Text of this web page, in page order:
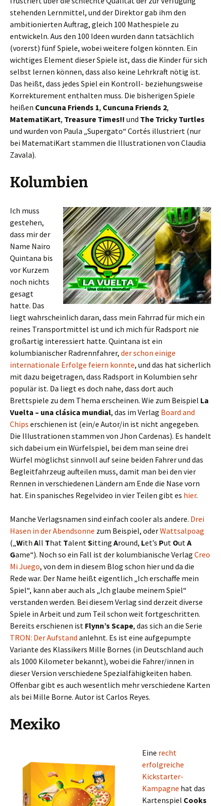
stehenden Lernmittel, und der Direktor gab ihm den
ambitionierten Auftrag, gleich 100 Mathespiele zu
entwickeln. Aus den 100 Ideen wurden dann tatsächlich
(vorerst) fünf Spiele, wobei weitere folgen könnten. Ein
wichtiges Element dieser Spiele ist, dass die Kinder für sich
selbst lernen können, dass also keine Lehrkraft nötig ist.
Das heißt, dass jedes Spiel ein Kontroll- beziehungsweise
Korrekturement enthalten muss. Die bisherigen Spiele
heißen Cuncuna Friends 1, Cuncuna Friends 2,
MatematiKart, Treasure Times!! und The Tricky Turtles
und wurden von Paula „Supergato“ Cortés illustriert (nur
bei MatematiKart stammen die Illustrationen von Claudia
Zavala).
Kolumbien
Ich muss
gestehen,
dass mir der
Name Nairo
Quintana bis
vor Kurzem
noch nichts
gesagt
hatte. Das
liegt wahrscheinlich daran, dass mein Fahrrad für mich ein
reines Transportmittel ist und ich mich für Radsport nie
großartig interessiert hatte. Quintana ist ein
kolumbianischer Radrennfahrer, der schon einige
internationale Erfolge feiern konnte, und das hat sicherlich
mit dazu beigetragen, dass Radsport in Kolumbien sehr
populär ist. Da liegt es doch nahe, dass dort auch
Brettspiele zu dem Thema erscheinen. Wie zum Beispiel La
Vuelta – una clásica mundial, das im Verlag Board and
Chips erschienen ist (ein/e Autor/in ist nicht angegeben.
Die Illustrationen stammen von Jhon Cardenas). Es handelt
sich dabei um ein Würfelspiel, bei dem man seine drei
Würfel möglichst sinnvoll auf seine beiden Fahrer und das
Begleitfahrzeug aufteilen muss, damit man bei den vier
Rennen in verschiedenen Ländern am Ende die Nase vorn
hat. Ein spanisches Regelvideo in vier Teilen gibt es hier.
Manche Verlagsnamen sind einfach cooler als andere. Drei
Hasen in der Abendsonne zum Beispiel, oderWattsalpoag
(„With All That TalentSitting Around, Let’s Put OutA
Game“). Noch so ein Fall ist der kolumbianische Verlag Creo
Mi Juego, von dem in diesem Blog schon hier und da die
Rede war. Der Name heißt eigentlich „Ich erschaffe mein
Spiel“, kann aber auch als „Ich glaube meinem Spiel“
verstanden werden. Bei diesem Verlag sind derzeit diverse
Spiele in Arbeit und zum Teil schon weit fortgeschritten.
Bereits erschienen ist Flynn’s Scape, das sich an die Serie
TRON: Der Aufstand anlehnt. Es ist eine aufgepumpte
Variante des Klassikers Mille Bornes (in Deutschland auch
als 1000 Kilometer bekannt), wobei die Fahrer/innen in
dieser Version verschiedene Spezialfähigkeiten haben.
Offenbar gibt es auch wesentlich mehr verschiedene Karten
als bei Mille Borne. Autor ist Carlos Reyes.
Mexiko
Eine recht
erfolgreiche
Kickstarter-
Kampagne hat das
Kartenspiel Cooks